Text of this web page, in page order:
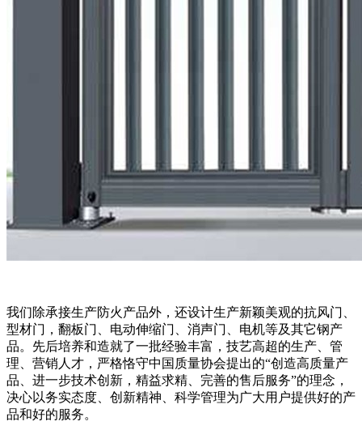
我们除承接生产防火产品外，还设计生产新颖美观的抗风门、
型材门，翻板门、电动伸缩门、消声门、电机等及其它钢产
品。先后培养和造就了一批经验丰富，技艺高超的生产、管
理、营销人才，严格恪守中国质量协会提出的“创造高质量产
品、进一步技术创新，精益求精、完善的售后服务”的理念，
决心以务实态度、创新精神、科学管理为广大用户提供好的产
品和好的服务。